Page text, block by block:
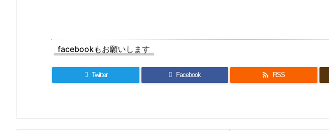
facebookもお願いします
Twitter Facebook  RSS